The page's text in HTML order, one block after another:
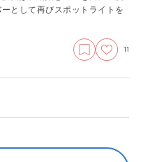
として再びスポットライトを
11